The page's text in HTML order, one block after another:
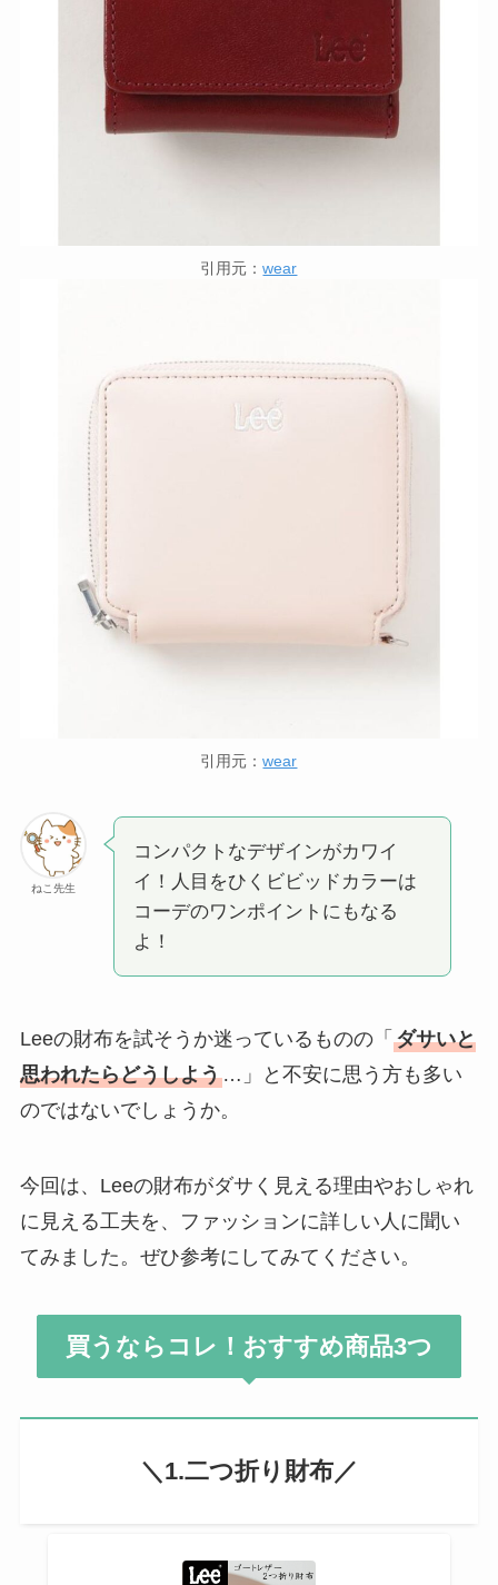
引用元：wear
引用元：wear
ねこ先生
コンパクトなデザインがカワイ
イ！人目をひくビビッドカラーは
コーデのワンポイントにもなる
よ！
Leeの財布を試そうか迷っているものの「 ダサいと
思われたらどうしよう…」と不安に思う方も多い
のではないでしょうか。
今回は、Leeの財布がダサく見える理由やおしゃれ
に見える工夫を、ファッションに詳しい人に聞い
てみました。ぜひ参考にしてみてください。
買うならコレ！おすすめ商品3つ
＼1.二つ折り財布／